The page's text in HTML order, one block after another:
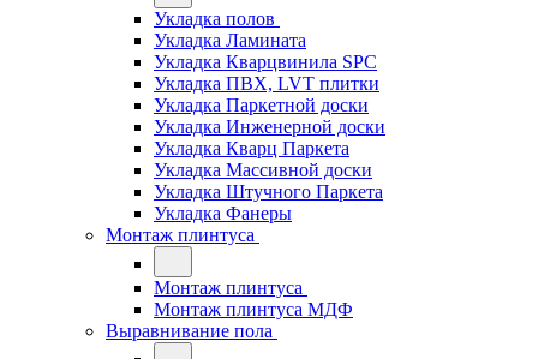
Укладка полов
Укладка Ламината
Укладка Кварцвинила SPC
Укладка ПВХ, LVT плитки
Укладка Паркетной доски
Укладка Инженерной доски
Укладка Кварц Паркета
Укладка Массивной доски
Укладка Штучного Паркета
Укладка Фанеры
Монтаж плинтуса
Монтаж плинтуса
Монтаж плинтуса МДФ
Выравнивание пола